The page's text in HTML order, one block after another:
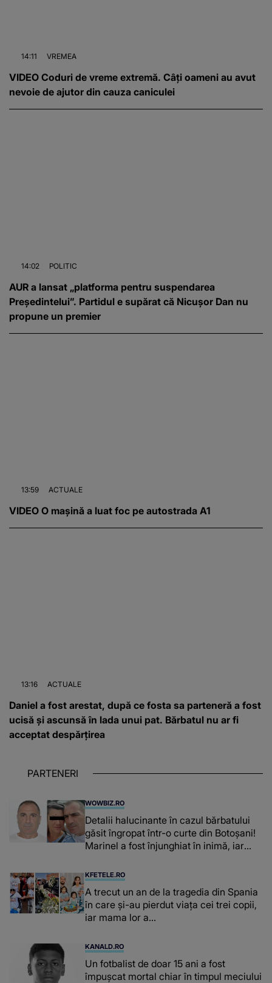
14:11 VREMEA
VIDEO Coduri de vreme extremă. Câți oameni au avut
nevoie de ajutor din cauza caniculei
14:02 POLITIC
AUR a lansat „platforma pentru suspendarea
Președintelui”. Partidul e supărat că Nicușor Dan nu
propune un premier
13:59 ACTUALE
VIDEO O mașină a luat foc pe autostrada A1
13:16 ACTUALE
Daniel a fost arestat, după ce fosta sa parteneră a fost
ucisă și ascunsă în lada unui pat. Bărbatul nu ar fi
acceptat despărțirea
PARTENERI
WOWBIZ.RO
Detalii halucinante în cazul bărbatului
găsit îngropat într-o curte din Botoșani!
Marinel a fost înjunghiat în inimă, iar
suspecți
KFETELE.RO
A trecut un an de la tragedia din Spania
în care și-au pierdut viața cei trei copii,
iar mama lor a…
KANALD.RO
Un fotbalist de doar 15 ani a fost
împușcat mortal chiar în timpul meciului